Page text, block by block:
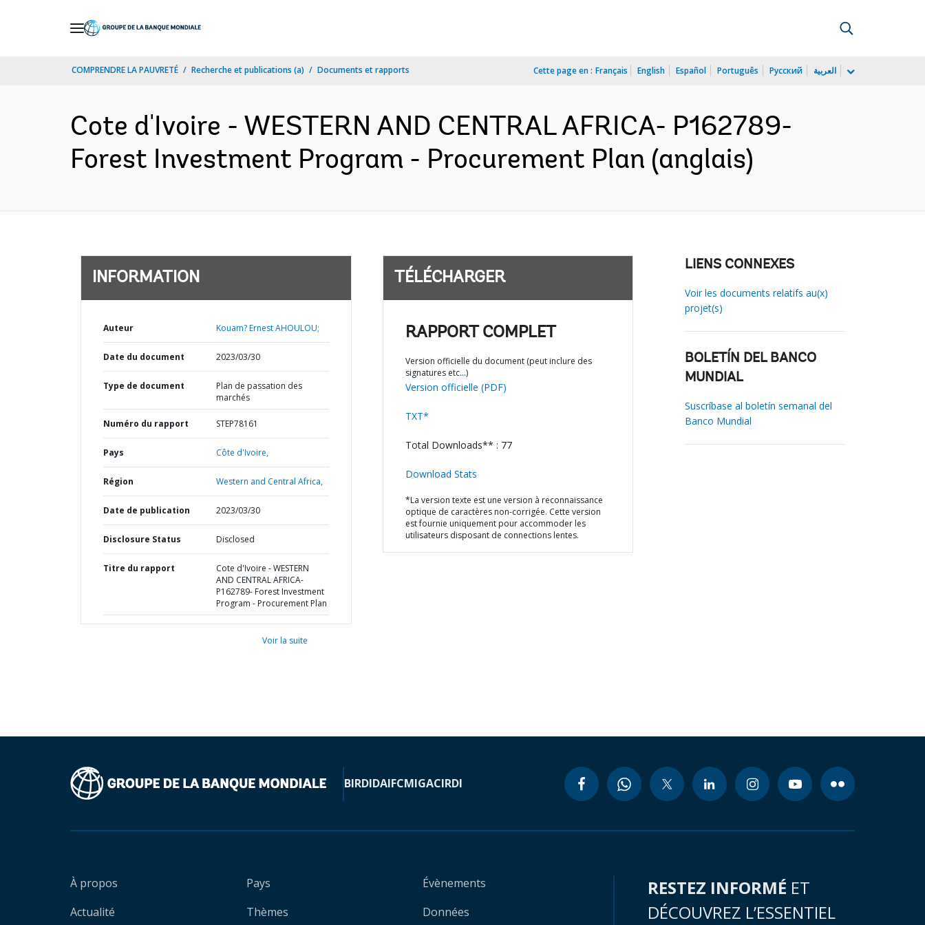
COMPRENDRE LA PAUVRETÉ Recherche et publications (a) Documents et rapports Cette page en : Français English Español Português Русский العربية
Cote d'Ivoire - WESTERN AND CENTRAL AFRICA- P162789-
Forest Investment Program - Procurement Plan (anglais)
INFORMATION
Auteur Kouam? Ernest AHOULOU;
Date du document 2023/03/30
Type de document
Plan de passation des
marchés
Numéro du rapport STEP78161
Pays Côte d'Ivoire,
Région Western and Central Africa,
Date de publication 2023/03/30
Disclosure Status Disclosed
Titre du rapport
Cote d'Ivoire - WESTERN
AND CENTRAL AFRICA-
P162789- Forest Investment
Program - Procurement Plan
Voir la suite
TÉLÉCHARGER
RAPPORT COMPLET
Version officielle du document (peut inclure des
signatures etc…)
Version officielle (PDF)
TXT*
Total Downloads** : 77
Download Stats
*La version texte est une version à reconnaissance
optique de caractères non-corrigée. Cette version
est fournie uniquement pour accommoder les
utilisateurs disposant de connections lentes.
LIENS CONNEXES
Voir les documents relatifs au(x)
projet(s)
BOLETÍN DEL BANCO
MUNDIAL
Suscríbase al boletín semanal del
Banco Mundial
BIRDIDAIFCMIGACIRDI
À propos
Actualité
Pays
Thèmes
Évènements
Données
RESTEZ INFORMÉ ET
DÉCOUVREZ L’ESSENTIEL